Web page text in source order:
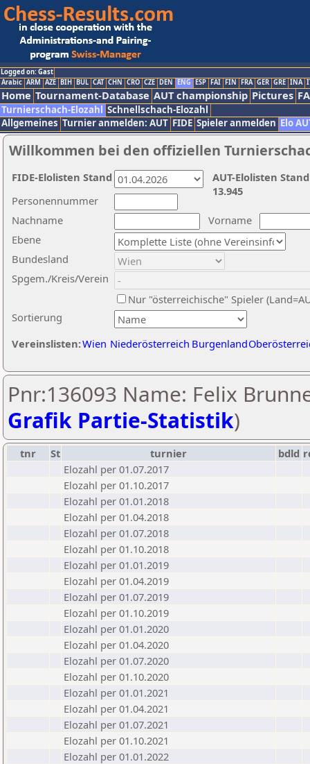
Logged on: Gast
Arabic ARM AZE BIH BUL CAT CHN CRO CZE DEN ENG ESP FAI FIN FRA GER GRE INA
Home Tournament-Database AUT championship Pictures
Turnierschach-Elozahl Schnellschach-Elozahl
Allgemeines Turnier anmelden: AUT FIDE Spieler anmelden Elo
Willkommen bei den offiziellen
Nachname
Vorname
Ebene
Sortierung
Personennummer
Bundesland
Spgem./Kreis/Verein
Nur "österreichische" Spieler
Vereinslisten:Wien Niederösterreich Burgenland
AUT-Elolisten
13.945
FIDE-Elolisten Stand
Pnr:136093 Name: Felix
Grafik Partie-Statistik)
tnr St turnier bdld
Elozahl per 01.07.2017
Elozahl per 01.10.2017
Elozahl per 01.01.2018
Elozahl per 01.04.2018
Elozahl per 01.07.2018
Elozahl per 01.10.2018
Elozahl per 01.01.2019
Elozahl per 01.04.2019
Elozahl per 01.07.2019
Elozahl per 01.10.2019
Elozahl per 01.01.2020
Elozahl per 01.04.2020
Elozahl per 01.07.2020
Elozahl per 01.10.2020
Elozahl per 01.01.2021
Elozahl per 01.04.2021
Elozahl per 01.07.2021
Elozahl per 01.10.2021
Elozahl per 01.01.2022